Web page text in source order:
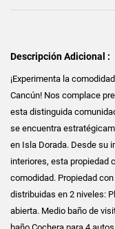
Descripción Adicional :
¡Experimenta la
Cancún! Nos complace
esta distinguida
se encuentra
en Isla Dorada. Desde su
interiores, esta propiedad
comodidad. Propiedad
distribuidas en 2 niveles:
abierta. Medio baño de